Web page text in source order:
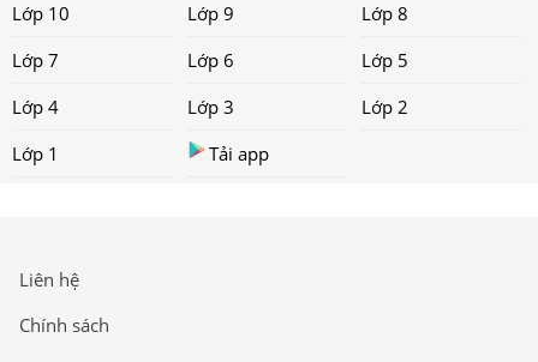
Lớp 10
Lớp 9
Lớp 8
Lớp 7
Lớp 6
Lớp 5
Lớp 4
Lớp 3
Lớp 2
Lớp 1
Tải app
Liên hệ
Chính sách